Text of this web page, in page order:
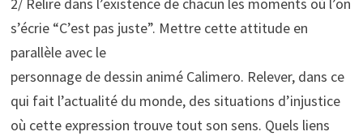
2/ Relire dans l’existence de chacun les moments où l’on
s’écrie “C’est pas juste”. Mettre cette attitude en
parallèle avec le
personnage de dessin animé Calimero. Relever, dans ce
qui fait l’actualité du monde, des situations d’injustice
où cette expression trouve tout son sens. Quels liens